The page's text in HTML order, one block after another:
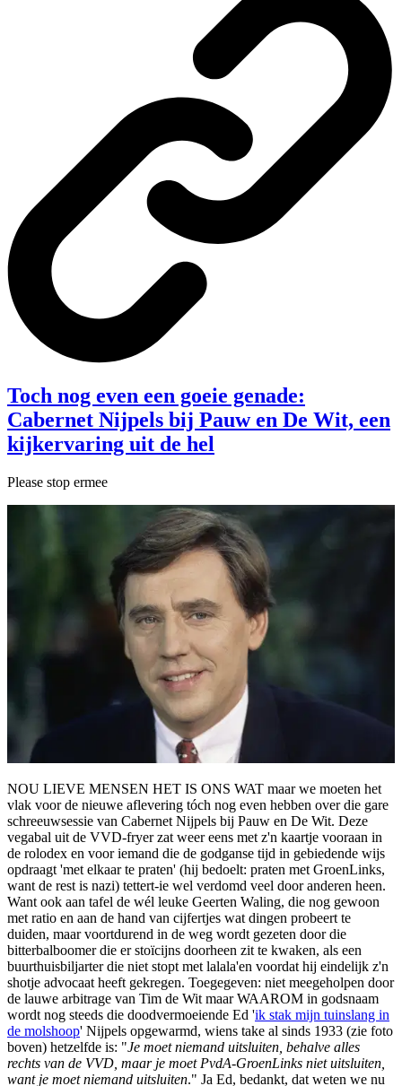
Toch nog even een goeie genade:
Cabernet Nijpels bij Pauw en De Wit, een
kijkervaring uit de hel
Please stop ermee
NOU LIEVE MENSEN HET IS ONS WAT maar we moeten het
vlak voor de nieuwe aflevering tóch nog even hebben over die gare
schreeuwsessie van Cabernet Nijpels bij Pauw en De Wit. Deze
vegabal uit de VVD-fryer zat weer eens met z'n kaartje vooraan in
de rolodex en voor iemand die de godganse tijd in gebiedende wijs
opdraagt 'met elkaar te praten' (hij bedoelt: praten met GroenLinks,
want de rest is nazi) tettert-ie wel verdomd veel door anderen heen.
Want ook aan tafel de wél leuke Geerten Waling, die nog gewoon
met ratio en aan de hand van cijfertjes wat dingen probeert te
duiden, maar voortdurend in de weg wordt gezeten door die
bitterbalboomer die er stoïcijns doorheen zit te kwaken, als een
buurthuisbiljarter die niet stopt met lalala'en voordat hij eindelijk z'n
shotje advocaat heeft gekregen. Toegegeven: niet meegeholpen door
de lauwe arbitrage van Tim de Wit maar WAAROM in godsnaam
wordt nog steeds die doodvermoeiende Ed 'ik stak mijn tuinslang in
de molshoop' Nijpels opgewarmd, wiens take al sinds 1933 (zie foto
boven) hetzelfde is: "Je moet niemand uitsluiten, behalve alles
rechts van de VVD, maar je moet PvdA-GroenLinks niet uitsluiten,
want je moet niemand uitsluiten." Ja Ed, bedankt, dat weten we nu